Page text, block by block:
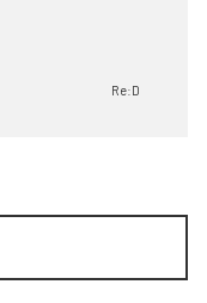
Re:D